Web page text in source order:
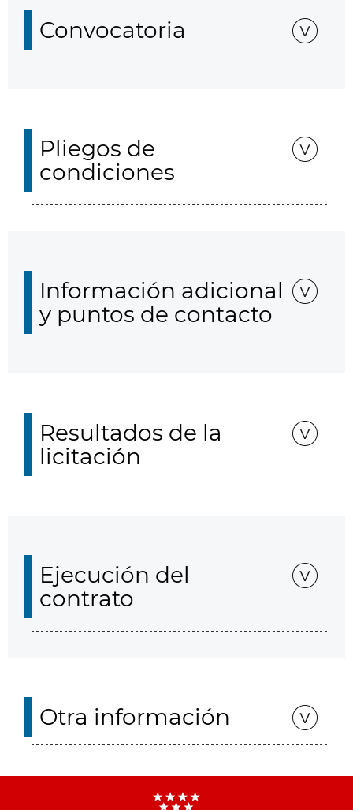
Convocatoria
Pliegos de
condiciones
Información adicional
y puntos de contacto
Resultados de la
licitación
Ejecución del
contrato
Otra información